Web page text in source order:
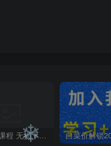
全网VIP课程 无损下载~